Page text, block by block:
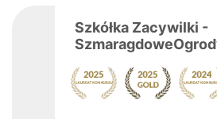
Szkółka Zacywilki -